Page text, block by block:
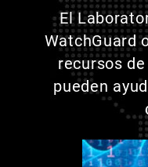
El
WatchGuard
recursos
pueden